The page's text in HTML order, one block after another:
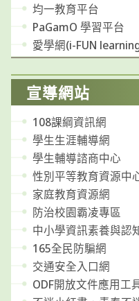
均一教育平台
PaGamO 學習平台
愛學網(i-FUN
宣導網站
108課綱資訊網
學生生涯輔導網
學生輔導諮商中心
性別平等教育資源中
家庭教育資源網
防治校園霸凌專區
中小學資訊素養與認
165全民防騙網
交通安全入口網
ODF開放文件應用工